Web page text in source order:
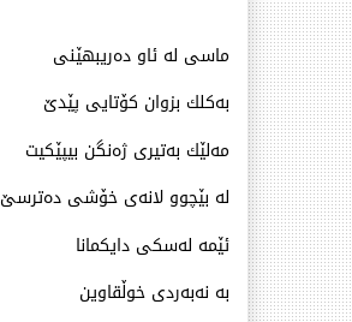
ماسی له‌ ئاو ده‌ریبهێنی
به‌كلك بزوان كۆتایی پێدێ
مه‌لێك به‌تیری ژه‌نگن بیپێكیت
له‌ بێچوو لانه‌ی خۆشی ده‌ترسێ
ئێمه‌ له‌سكی دایكمانا
به‌ نه‌به‌ردی خوڵقاوین